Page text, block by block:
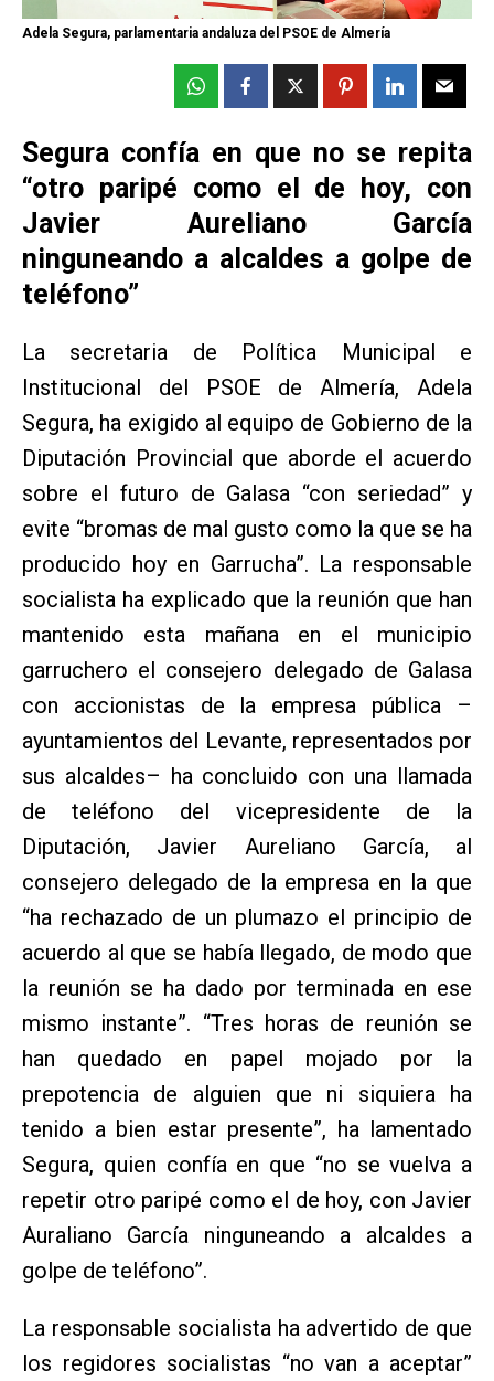
Adela Segura, parlamentaria andaluza del PSOE de Almería
Segura confía en que no se repita
“otro paripé como el de hoy, con
Javier Aureliano García
ninguneando a alcaldes a golpe de
teléfono”
La secretaria de Política Municipal e
Institucional del PSOE de Almería, Adela
Segura, ha exigido al equipo de Gobierno de la
Diputación Provincial que aborde el acuerdo
sobre el futuro de Galasa “con seriedad” y
evite “bromas de mal gusto como la que se ha
producido hoy en Garrucha”. La responsable
socialista ha explicado que la reunión que han
mantenido esta mañana en el municipio
garruchero el consejero delegado de Galasa
con accionistas de la empresa pública –
ayuntamientos del Levante, representados por
sus alcaldes– ha concluido con una llamada
de teléfono del vicepresidente de la
Diputación, Javier Aureliano García, al
consejero delegado de la empresa en la que
“ha rechazado de un plumazo el principio de
acuerdo al que se había llegado, de modo que
la reunión se ha dado por terminada en ese
mismo instante”. “Tres horas de reunión se
han quedado en papel mojado por la
prepotencia de alguien que ni siquiera ha
tenido a bien estar presente”, ha lamentado
Segura, quien confía en que “no se vuelva a
repetir otro paripé como el de hoy, con Javier
Auraliano García ninguneando a alcaldes a
golpe de teléfono”.
La responsable socialista ha advertido de que
los regidores socialistas “no van a aceptar”